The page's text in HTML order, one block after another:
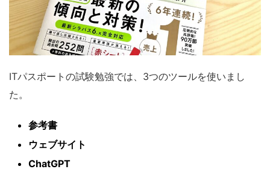
ITパスポートの試験勉強では、3つのツールを使いまし
た。
参考書
ウェブサイト
ChatGPT